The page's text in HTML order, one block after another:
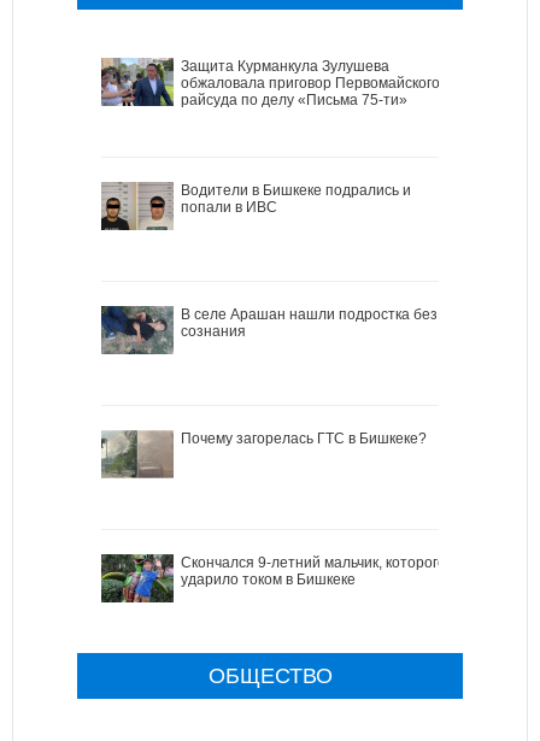
Защита Курманкула Зулушева
обжаловала приговор Первомайского
райсуда по делу «Письма 75-ти»
Водители в Бишкеке подрались и
попали в ИВС
В селе Арашан нашли подростка без
сознания
Почему загорелась ГТС в Бишкеке?
Скончался 9-летний мальчик, которого
ударило током в Бишкеке
ОБЩЕСТВО